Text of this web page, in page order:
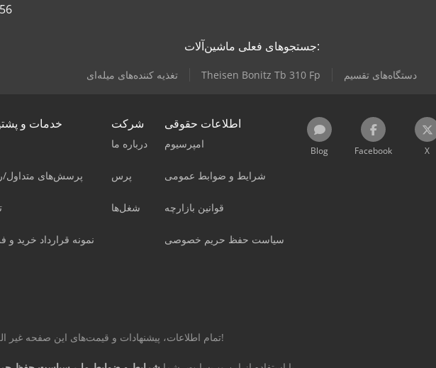
جستجوهای فعلی ماشین‌آلات:
تغذیه کننده‌های میله‌ای Theisen Bonitz Tb 310 Fp دستگاه‌های تقسیم
خدمات و
پرسش‌های متداول/
نمونه قرارداد خرید
شرکت
درباره ما
پرس
شغل‌ها
اطلاعات حقوقی
امپرسیوم
شرایط و ضوابط عمومی
قوانین بازارچه
سیاست حفظ حریم خصوصی
Blog Facebook X
تمام اطلاعات، پیشنهادات و قیمت‌های این صفحه غیر الزام‌آور و بدون تعهد است!